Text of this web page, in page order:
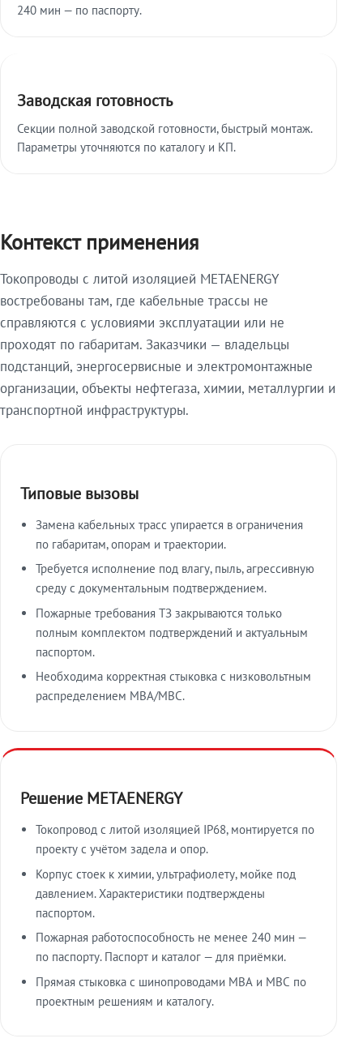
240 мин — по паспорту.
Заводская готовность
Секции полной заводской готовности, быстрый монтаж.
Параметры уточняются по каталогу и КП.
Контекст применения
Токопроводы с литой изоляцией METAENERGY
востребованы там, где кабельные трассы не
справляются с условиями эксплуатации или не
проходят по габаритам. Заказчики — владельцы
подстанций, энергосервисные и электромонтажные
организации, объекты нефтегаза, химии, металлургии и
транспортной инфраструктуры.
Типовые вызовы
Замена кабельных трасс упирается в ограничения
по габаритам, опорам и траектории.
Требуется исполнение под влагу, пыль, агрессивную
среду с документальным подтверждением.
Пожарные требования ТЗ закрываются только
полным комплектом подтверждений и актуальным
паспортом.
Необходима корректная стыковка с низковольтным
распределением МВА/МВС.
Решение METAENERGY
Токопровод с литой изоляцией IP68, монтируется по
проекту с учётом задела и опор.
Корпус стоек к химии, ультрафиолету, мойке под
давлением. Характеристики подтверждены
паспортом.
Пожарная работоспособность не менее 240 мин —
по паспорту. Паспорт и каталог — для приёмки.
Прямая стыковка с шинопроводами МВА и МВС по
проектным решениям и каталогу.